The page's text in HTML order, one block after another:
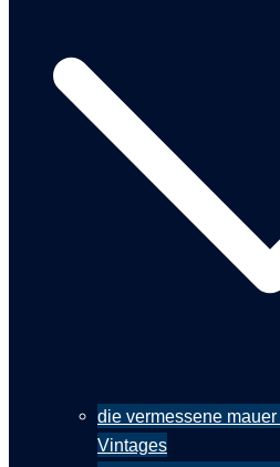
die vermessene
Vintages